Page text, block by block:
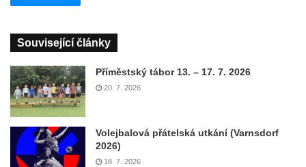
Související články
Příměstský tábor 13. – 17. 7. 2026
20. 7. 2026
Volejbalová přátelská utkání (Varnsdorf
2026)
18. 7. 2026